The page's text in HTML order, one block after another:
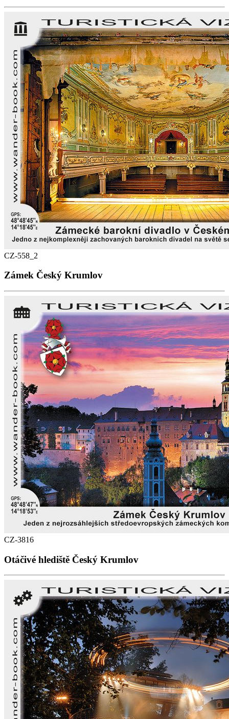
CZ-558_2
Zámek Český Krumlov
CZ-3816
Otáčivé hlediště Český Krumlov